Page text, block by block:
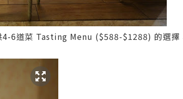
4-6道菜 Tasting Menu ($588-$1288) 的選擇